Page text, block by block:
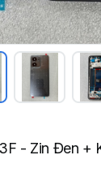
- Zin Đen +